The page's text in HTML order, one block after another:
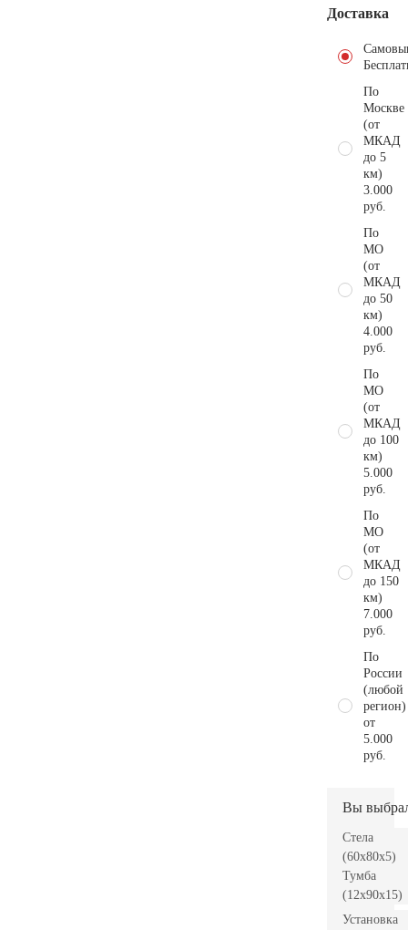
Доставка
По
Москве
(от
МКАД
до 5
км)
3.000
руб.
По
МО
(от
МКАД
до 50
км)
4.000
руб.
По
МО
(от
МКАД
до 100
км)
5.000
руб.
По
МО
(от
МКАД
до 150
км)
7.000
руб.
По
России
(любой
регион)
от
5.000
руб.
Вы
Стела
(60x80x5)
Тумба
(12x90x15)
Установка